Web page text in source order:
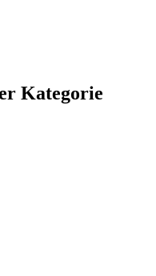
Kategorie